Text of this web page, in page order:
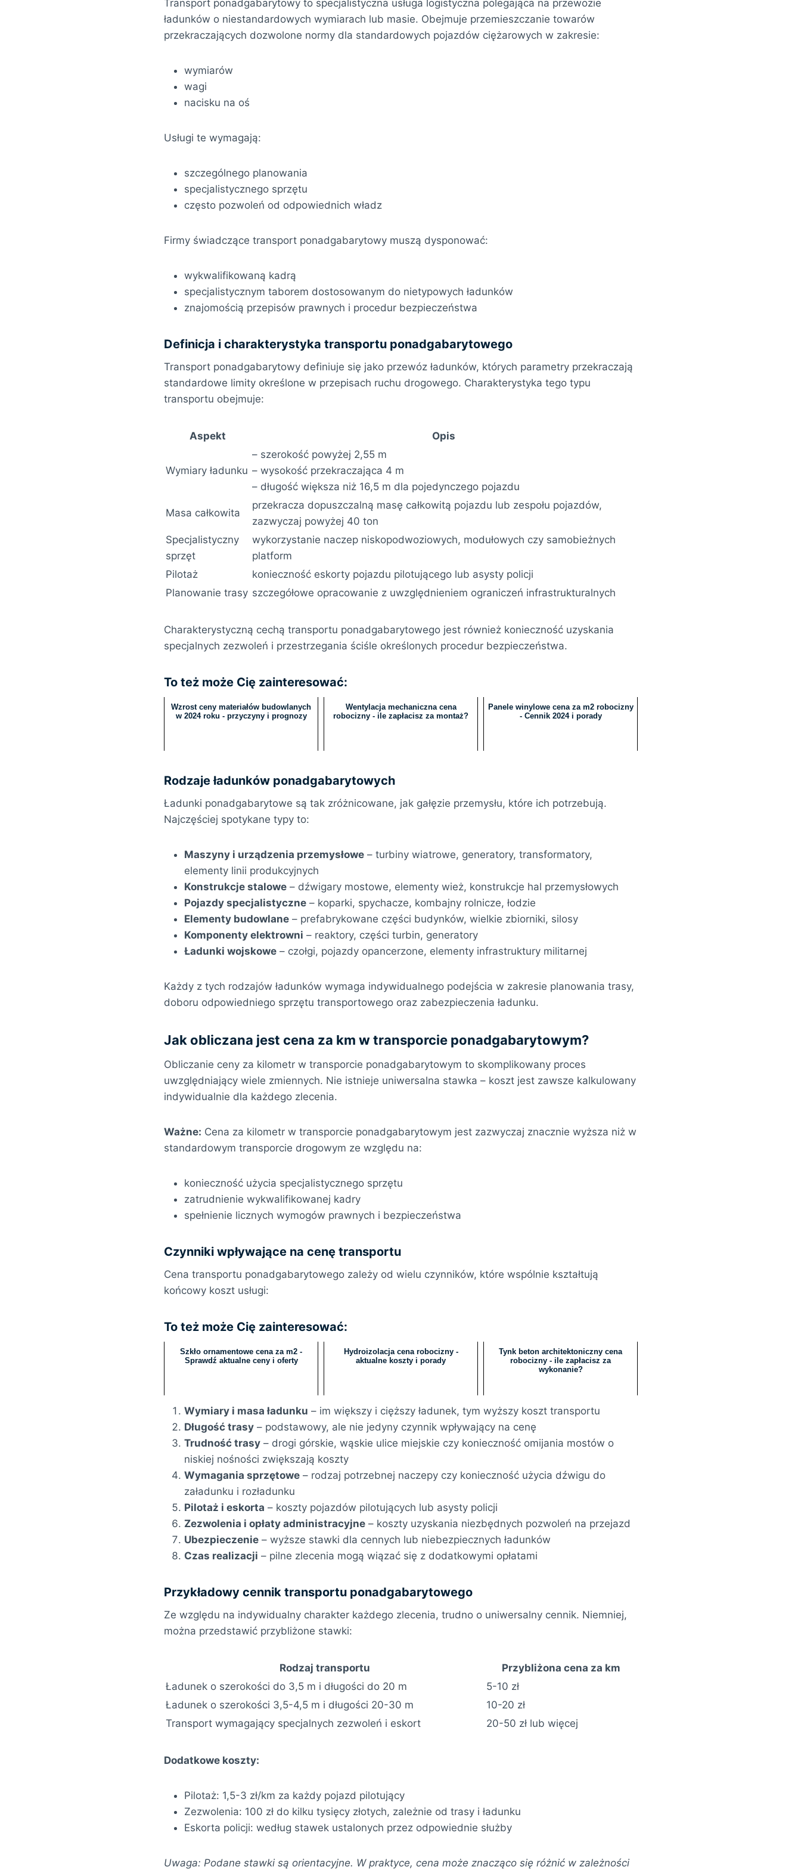
Transport ponadgabarytowy to specjalistyczna usługa logistyczna polegająca na przewozie
ładunków o niestandardowych wymiarach lub masie. Obejmuje przemieszczanie towarów
przekraczających dozwolone normy dla standardowych pojazdów ciężarowych w zakresie:
wymiarów
wagi
nacisku na oś
Usługi te wymagają:
szczególnego planowania
specjalistycznego sprzętu
często pozwoleń od odpowiednich władz
Firmy świadczące transport ponadgabarytowy muszą dysponować:
wykwalifikowaną kadrą
specjalistycznym taborem dostosowanym do nietypowych ładunków
znajomością przepisów prawnych i procedur bezpieczeństwa
Definicja i charakterystyka transportu ponadgabarytowego
Transport ponadgabarytowy definiuje się jako przewóz ładunków, których parametry przekraczają
standardowe limity określone w przepisach ruchu drogowego. Charakterystyka tego typu
transportu obejmuje:
Aspekt Opis
Wymiary ładunku
– szerokość powyżej 2,55 m
– wysokość przekraczająca 4 m
– długość większa niż 16,5 m dla pojedynczego pojazdu
Masa całkowita
przekracza dopuszczalną masę całkowitą pojazdu lub zespołu pojazdów,
zazwyczaj powyżej 40 ton
Specjalistyczny
sprzęt
wykorzystanie naczep niskopodwoziowych, modułowych czy samobieżnych
platform
Pilotaż
konieczność eskorty pojazdu pilotującego lub asysty policji
Planowanie trasy szczegółowe opracowanie z uwzględnieniem ograniczeń infrastrukturalnych
Charakterystyczną cechą transportu ponadgabarytowego jest również konieczność uzyskania
specjalnych zezwoleń i przestrzegania ściśle określonych procedur bezpieczeństwa.
To też może Cię zainteresować:
Wzrost ceny materiałów budowlanych
w 2024 roku - przyczyny i prognozy
Wentylacja mechaniczna cena
robocizny - ile zapłacisz za montaż?
Panele winylowe cena za m2 robocizny
- Cennik 2024 i porady
Rodzaje ładunków ponadgabarytowych
Ładunki ponadgabarytowe są tak zróżnicowane, jak gałęzie przemysłu, które ich potrzebują.
Najczęściej spotykane typy to:
Maszyny i urządzenia przemysłowe – turbiny wiatrowe, generatory, transformatory,
elementy linii produkcyjnych
Konstrukcje stalowe – dźwigary mostowe, elementy wież, konstrukcje hal przemysłowych
Pojazdy specjalistyczne – koparki, spychacze, kombajny rolnicze, łodzie
Elementy budowlane – prefabrykowane części budynków, wielkie zbiorniki, silosy
Komponenty elektrowni – reaktory, części turbin, generatory
Ładunki wojskowe – czołgi, pojazdy opancerzone, elementy infrastruktury militarnej
Każdy z tych rodzajów ładunków wymaga indywidualnego podejścia w zakresie planowania trasy,
doboru odpowiedniego sprzętu transportowego oraz zabezpieczenia ładunku.
Jak obliczana jest cena za km w transporcie ponadgabarytowym?
Obliczanie ceny za kilometr w transporcie ponadgabarytowym to skomplikowany proces
uwzględniający wiele zmiennych. Nie istnieje uniwersalna stawka – koszt jest zawsze kalkulowany
indywidualnie dla każdego zlecenia.
Ważne: Cena za kilometr w transporcie ponadgabarytowym jest zazwyczaj znacznie wyższa niż w
standardowym transporcie drogowym ze względu na:
konieczność użycia specjalistycznego sprzętu
zatrudnienie wykwalifikowanej kadry
spełnienie licznych wymogów prawnych i bezpieczeństwa
Czynniki wpływające na cenę transportu
Cena transportu ponadgabarytowego zależy od wielu czynników, które wspólnie kształtują
końcowy koszt usługi:
To też może Cię zainteresować:
Szkło ornamentowe cena za m2 -
Sprawdź aktualne ceny i oferty
Hydroizolacja cena robocizny -
aktualne koszty i porady
Tynk beton architektoniczny cena
robocizny - ile zapłacisz za
wykonanie?
Wymiary i masa ładunku – im większy i cięższy ładunek, tym wyższy koszt transportu
Długość trasy – podstawowy, ale nie jedyny czynnik wpływający na cenę
Trudność trasy – drogi górskie, wąskie ulice miejskie czy konieczność omijania mostów o
niskiej nośności zwiększają koszty
Wymagania sprzętowe – rodzaj potrzebnej naczepy czy konieczność użycia dźwigu do
załadunku i rozładunku
Pilotaż i eskorta – koszty pojazdów pilotujących lub asysty policji
Zezwolenia i opłaty administracyjne – koszty uzyskania niezbędnych pozwoleń na przejazd
Ubezpieczenie – wyższe stawki dla cennych lub niebezpiecznych ładunków
Czas realizacji – pilne zlecenia mogą wiązać się z dodatkowymi opłatami
Przykładowy cennik transportu ponadgabarytowego
Ze względu na indywidualny charakter każdego zlecenia, trudno o uniwersalny cennik. Niemniej,
można przedstawić przybliżone stawki:
Rodzaj transportu
Przybliżona cena za km
Ładunek o szerokości do 3,5 m i długości do 20 m
5-10 zł
Ładunek o szerokości 3,5-4,5 m i długości 20-30 m
10-20 zł
Transport wymagający specjalnych zezwoleń i eskort
20-50 zł lub więcej
Dodatkowe koszty:
Pilotaż: 1,5-3 zł/km za każdy pojazd pilotujący
Zezwolenia: 100 zł do kilku tysięcy złotych, zależnie od trasy i ładunku
Eskorta policji: według stawek ustalonych przez odpowiednie służby
Uwaga: Podane stawki są orientacyjne. W praktyce, cena może znacząco się różnić w zależności